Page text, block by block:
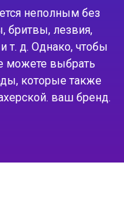
неполным без
бритвы, лезвия,
т. д. Однако, чтобы
можете выбрать
которые также
ваш бренд.